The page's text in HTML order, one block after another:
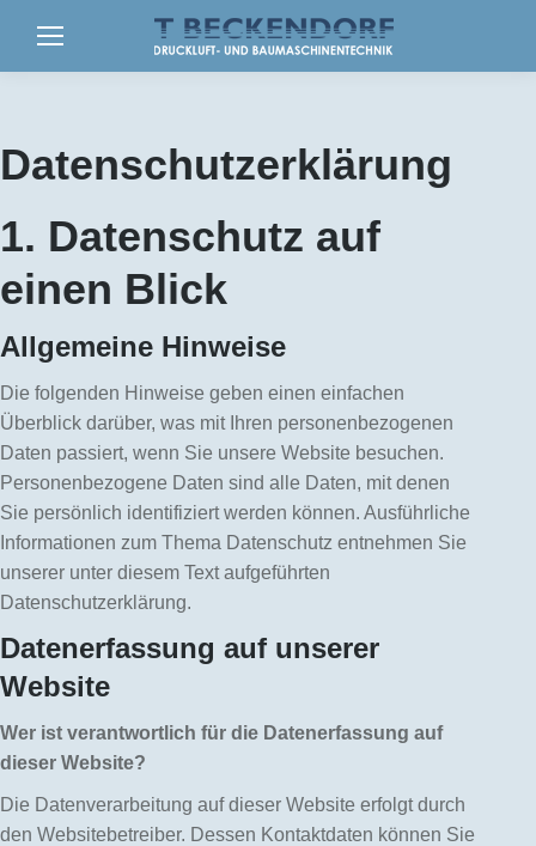
Datenschutzerklärung
1. Datenschutz auf
einen Blick
Allgemeine Hinweise
Die folgenden Hinweise geben einen einfachen
Überblick darüber, was mit Ihren personenbezogenen
Daten passiert, wenn Sie unsere Website besuchen.
Personenbezogene Daten sind alle Daten, mit denen
Sie persönlich identifiziert werden können. Ausführliche
Informationen zum Thema Datenschutz entnehmen Sie
unserer unter diesem Text aufgeführten
Datenschutzerklärung.
Datenerfassung auf unserer
Website
Wer ist verantwortlich für die Datenerfassung auf
dieser Website?
Die Datenverarbeitung auf dieser Website erfolgt durch
den Websitebetreiber. Dessen Kontaktdaten können Sie